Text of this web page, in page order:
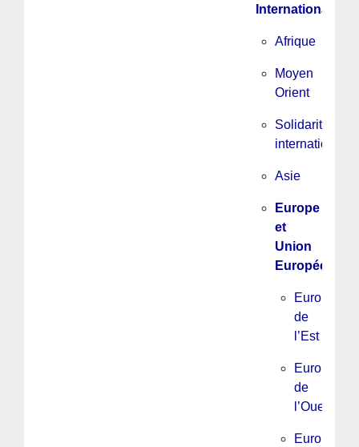
International
Afrique
Moyen
Orient
Solidarité
internationale
Asie
Europe
et
Union
Européenne
Europe
de
l’Est
Europe
de
l’Ouest
Europe